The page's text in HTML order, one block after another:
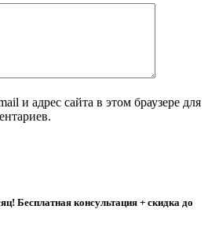
и адрес сайта в этом браузере для
Бесплатная консультация + скидка до